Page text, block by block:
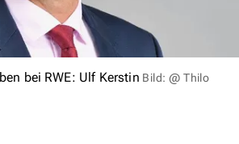
bei RWE: Ulf Kerstin Bild: @ Thilo